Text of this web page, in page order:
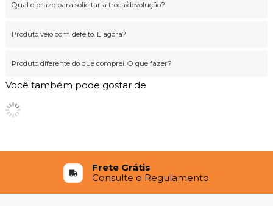
Qual o prazo para solicitar a troca/devolução?
Produto veio com defeito. E agora?
Produto diferente do que comprei. O que fazer?
Você também pode gostar de
Frete Grátis
Consulte o Regulamento